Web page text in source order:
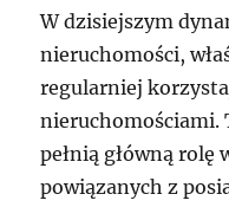
W dzisiejszym
nieruchomości,
regularniej
nieruchomościami.
pełnią główną rolę
powiązanych z